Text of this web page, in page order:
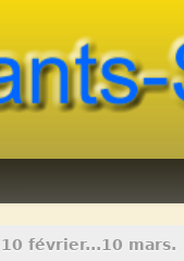
février...10 mars.